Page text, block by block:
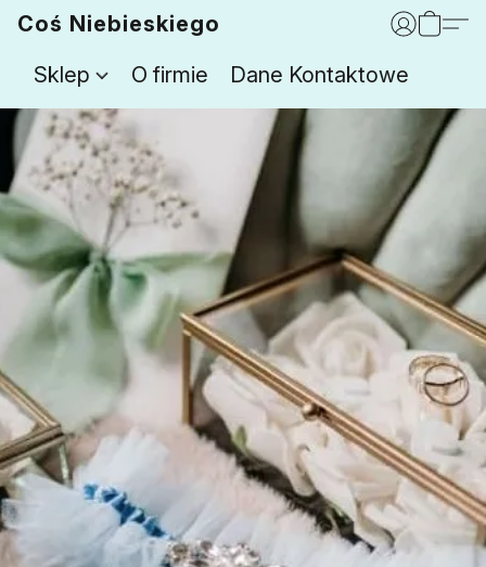
Coś Niebieskiego
Sklep
O firmie Dane Kontaktowe